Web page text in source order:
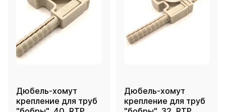
Дюбель-хомут
крепление для труб
Дюбель-хомут
крепление для труб